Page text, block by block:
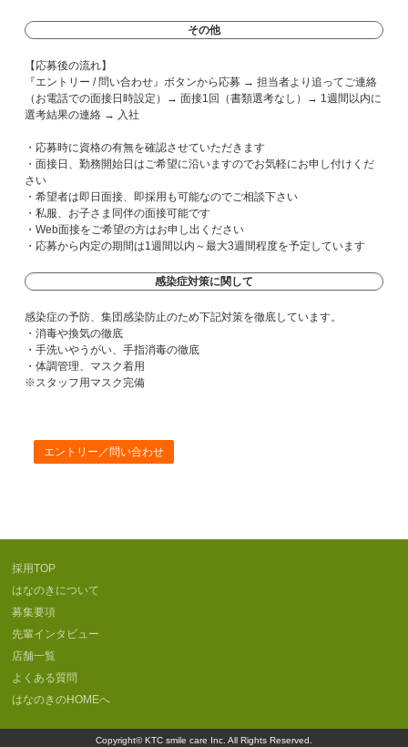
その他
【応募後の流れ】
『エントリー / 問い合わせ』ボタンから応募 → 担当者より追ってご連絡
（お電話での面接日時設定）→ 面接1回（書類選考なし）→ 1週間以内に
選考結果の連絡 → 入社
・応募時に資格の有無を確認させていただきます
・面接日、勤務開始日はご希望に沿いますのでお気軽にお申し付けくだ
さい
・希望者は即日面接、即採用も可能なのでご相談下さい
・私服、お子さま同伴の面接可能です
・Web面接をご希望の方はお申し出ください
・応募から内定の期間は1週間以内～最大3週間程度を予定しています
感染症対策に関して
感染症の予防、集団感染防止のため下記対策を徹底しています。
・消毒や換気の徹底
・手洗いやうがい、手指消毒の徹底
・体調管理、マスク着用
※スタッフ用マスク完備
エントリー／問い合わせ
採用TOP
はなのきについて
募集要項
先輩インタビュー
店舗一覧
よくある質問
はなのきのHOMEへ
Copyright©KTC smile care Inc. All Rights Reserved.